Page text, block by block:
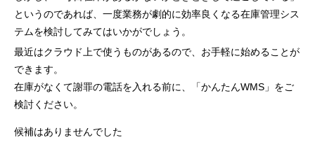
というのであれば、一度業務が劇的に効率良くなる在庫管理シス
テムを検討してみてはいかがでしょう。
最近はクラウド上で使うものがあるので、お手軽に始めることが
できます。
在庫がなくて謝罪の電話を入れる前に、「かんたんWMS」をご
検討ください。
候補はありませんでした